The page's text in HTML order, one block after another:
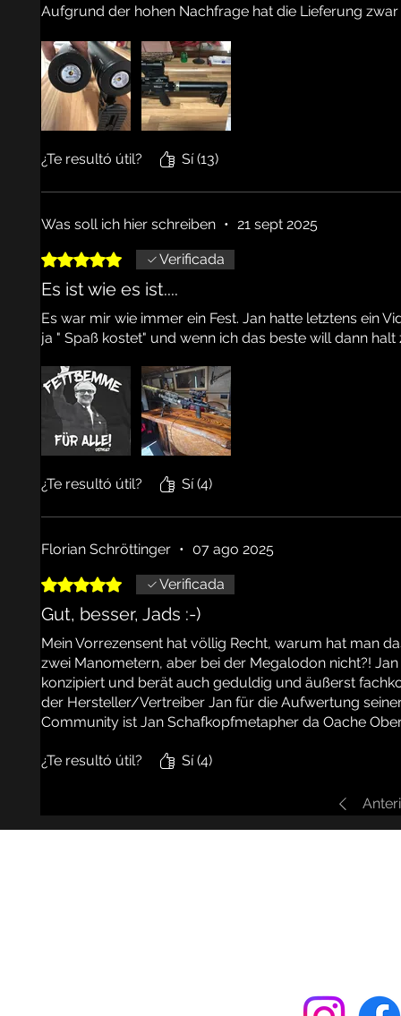
Aufgrund der hohen Nachfrage hat die Lieferung
¿Te resultó útil? Sí (13)
Was soll ich hier schreiben • 21 sept 2025
Obtuvo 5 de 5 estrellas.Verificada
Es ist wie es ist....
Es war mir wie immer ein Fest. Jan hatte letztens ein
ja " Spaß kostet" und wenn ich das beste will dann halt
¿Te resultó útil? Sí (4)
Florian Schröttinger • 07 ago 2025
Obtuvo 5 de 5 estrellas.Verificada
Gut, besser, Jads :-)
Mein Vorrezensent hat völlig Recht, warum hat man
zwei Manometern, aber bei der Megalodon nicht?!
konzipiert und berät auch geduldig und äußerst
der Hersteller/Vertreiber Jan für die Aufwertung
Community ist Jan Schafkopfmetapher da Oache
¿Te resultó útil? Sí (4)